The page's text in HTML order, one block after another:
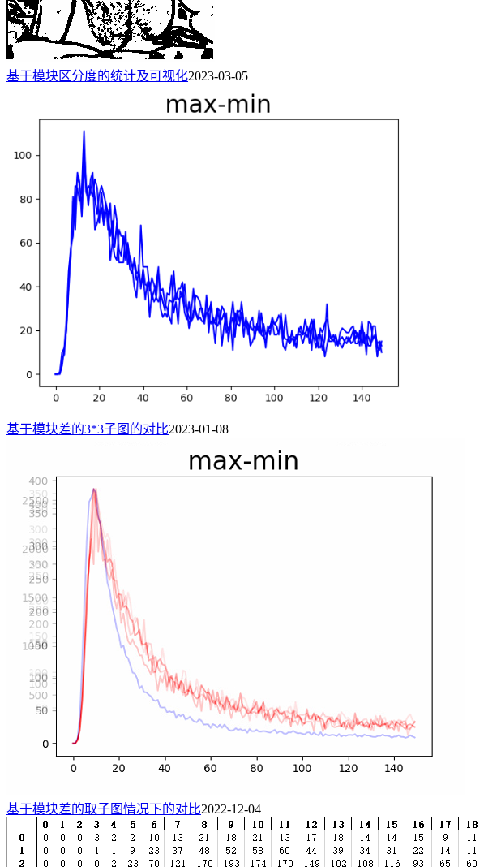
基于模块区分度的统计及可视化2023-03-05
基于模块差的3*3子图的对比2023-01-08
基于模块差的取子图情况下的对比2022-12-04